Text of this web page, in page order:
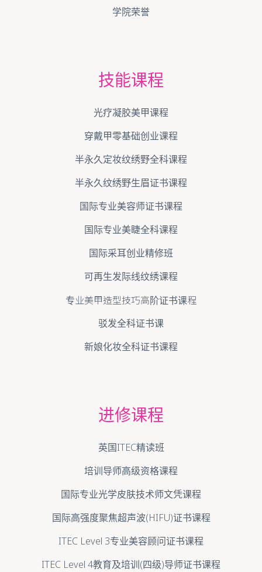
学院荣誉
技能课程
光疗凝胶美甲课程
穿戴甲零基础创业课程
半永久定妆纹绣野全科课程
半永久纹绣野生眉证书课程
国际专业美容师证书课程
国际专业美睫全科课程
国际采耳创业精修班
可再生发际线纹绣课程
专业美甲造型技巧高阶证书课程
驳发全科证书课
新娘化妆全科证书课程
进修课程
英国ITEC精读班
培训导师高级资格课程
国际专业光学皮肤技术师文凭课程
国际高强度聚焦超声波(HIFU)证书课程
ITEC Level 3专业美容顾问证书课程
ITEC Level 4教育及培训(四级)导师证书课程